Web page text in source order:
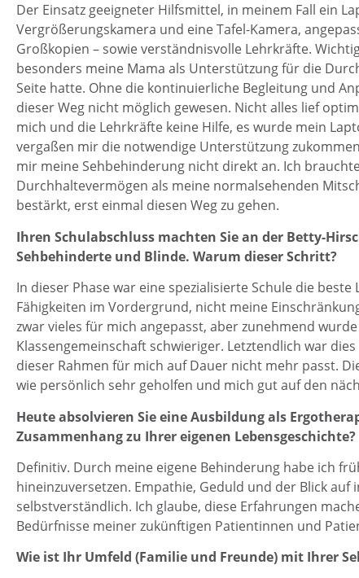
Der Einsatz geeigneter Hilfsmittel, in meinem Fall ein
Vergrößerungskamera und eine Tafel-Kamera,
Großkopien – sowie verständnisvolle Lehrkräfte.
besonders meine Mama als Unterstützung für die
Seite hatte. Ohne die kontinuierliche Begleitung und
dieser Weg nicht möglich gewesen. Nicht alles lief
mich und die Lehrkräfte keine Hilfe, es wurde mein
vergaßen mir die notwendige Unterstützung
mir meine Sehbehinderung nicht direkt an. Ich
Durchhaltevermögen als meine normalsehenden
bestärkt, erst einmal diesen Weg zu gehen.
Ihren Schulabschluss machten Sie an der Betty-
Sehbehinderte und Blinde. Warum dieser Schritt?
In dieser Phase war eine spezialisierte Schule die
Fähigkeiten im Vordergrund, nicht meine
zwar vieles für mich angepasst, aber zunehmend
Klassengemeinschaft schwieriger. Letztendlich war
dieser Rahmen für mich auf Dauer nicht mehr passt.
wie persönlich sehr geholfen und mich gut auf den
Heute absolvieren Sie eine Ausbildung als
Zusammenhang zu Ihrer eigenen Lebensgeschichte?
Definitiv. Durch meine eigene Behinderung habe ich
hineinzuversetzen. Empathie, Geduld und der Blick
selbstverständlich. Ich glaube, diese Erfahrungen
Bedürfnisse meiner zukünftigen Patientinnen und
Wie ist Ihr Umfeld (Familie und Freunde) mit Ihrer